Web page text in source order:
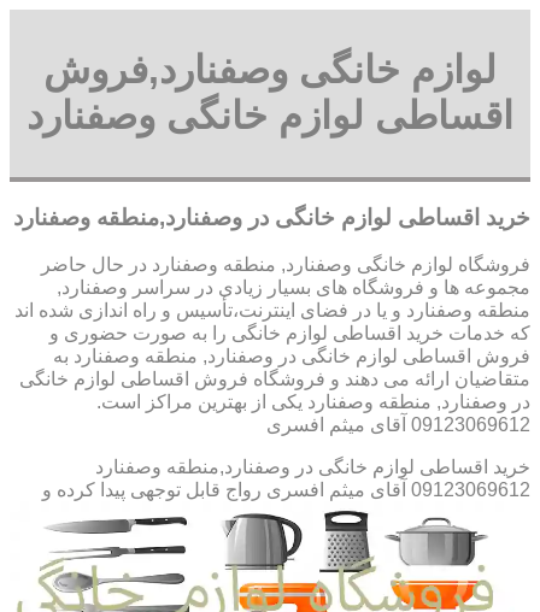
لوازم خانگی وصفنارد,فروش
اقساطی لوازم خانگی وصفنارد
خرید اقساطی لوازم خانگی در وصفنارد,منطقه وصفنارد
فروشگاه لوازم خانگی وصفنارد, منطقه وصفنارد در حال حاضر
مجموعه ها و فروشگاه های بسیار زیادی در سراسر وصفنارد,
منطقه وصفنارد و یا در فضای اینترنت،تأسیس و راه اندازی شده اند
که خدمات خرید اقساطی لوازم خانگی را به صورت حضوری و
فروش اقساطی لوازم خانگی در وصفنارد, منطقه وصفنارد به
متقاضیان ارائه می دهند و فروشگاه فروش اقساطی لوازم خانگی
در وصفنارد, منطقه وصفنارد یکی از بهترین مراکز است.
09123069612 آقای میثم افسری
خرید اقساطی لوازم خانگی در وصفنارد,منطقه وصفنارد
09123069612 آقای میثم افسری
رواج قابل توجهی پیدا کرده و